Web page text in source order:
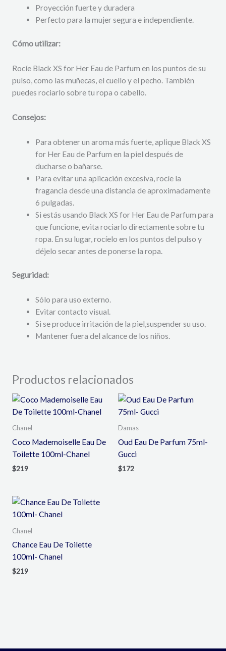
Proyección fuerte y duradera
Perfecto para la mujer segura e independiente.
Cómo utilizar:
Rocíe Black XS for Her Eau de Parfum en los puntos de su
pulso, como las muñecas, el cuello y el pecho. También
puedes rociarlo sobre tu ropa o cabello.
Consejos:
Para obtener un aroma más fuerte,aplique Black XS
for Her Eau de Parfum en la piel después de
ducharse o bañarse.
Para evitar una aplicación excesiva,rocíe la
fragancia desde una distancia de aproximadamente
6 pulgadas.
Si estás usando Black XS for Her Eau de Parfum para
que funcione,evita rociarlo directamente sobre tu
ropa. En su lugar,rocíelo en los puntos del pulso y
déjelo secar antes de ponerse la ropa.
Seguridad:
Sólo para uso externo.
Evitar contacto visual.
Si se produce irritación de la piel,suspender su uso.
Mantener fuera del alcance de los niños.
Productos relacionados
Chanel
Coco Mademoiselle Eau De
Toilette 100ml-Chanel
$219
Damas
Oud Eau De Parfum 75ml-
Gucci
$172
Chanel
Chance Eau De Toilette
100ml- Chanel
$219